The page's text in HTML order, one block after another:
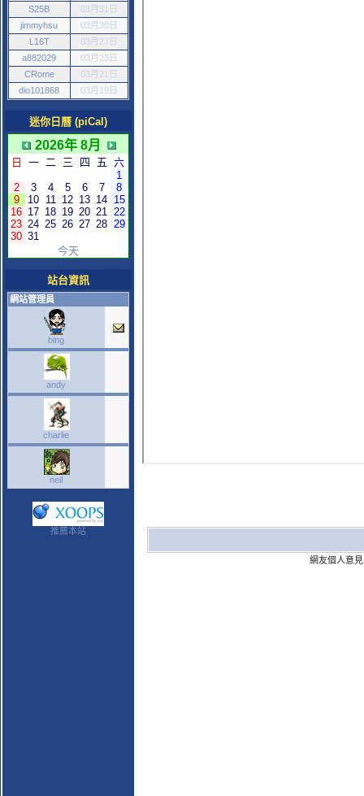
S25B
03月31日
jimmyhsu
03月30日
L16T
03月27日
a882029
03月23日
CRome
03月21日
dio101868
03月19日
迷你日曆 (piCal)
2026年 8月
日 一 二 三 四 五
六
1
2
3 4 5 6 7
8
9
10 11 12 13 14 15
16 17 18 19 20 21 22
23 24 25 26 27 28 29
30 31
今天
站台資訊
網站管理員
bing
andy
charlie
neil
推薦本站
網友個人意